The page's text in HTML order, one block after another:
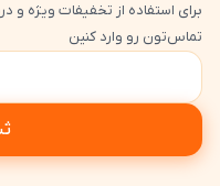
برای استفاده از تخفیفات ویژه و
تماس‌تون رو وارد کنین